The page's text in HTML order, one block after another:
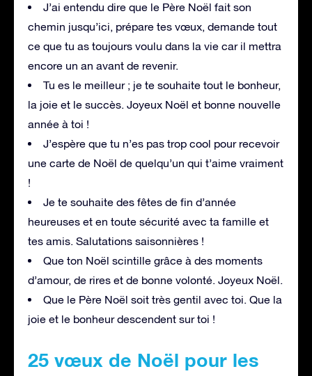
J’ai entendu dire que le Père Noël fait son
chemin jusqu’ici, prépare tes vœux, demande tout
ce que tu as toujours voulu dans la vie car il mettra
encore un an avant de revenir.
Tu es le meilleur ; je te souhaite tout le bonheur,
la joie et le succès. Joyeux Noël et bonne nouvelle
année à toi !
J’espère que tu n’es pas trop cool pour recevoir
une carte de Noël de quelqu’un qui t’aime vraiment
!
Je te souhaite des fêtes de fin d’année
heureuses et en toute sécurité avec ta famille et
tes amis. Salutations saisonnières !
Que ton Noël scintille grâce à des moments
d’amour, de rires et de bonne volonté. Joyeux Noël.
Que le Père Noël soit très gentil avec toi. Que la
joie et le bonheur descendent sur toi !
25 vœux de Noël pour les